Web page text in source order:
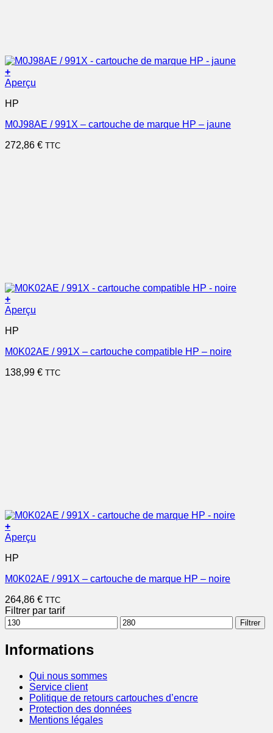
+
Aperçu
HP
M0J98AE / 991X – cartouche de marque HP – jaune
272,86 € TTC
+
Aperçu
HP
M0K02AE / 991X – cartouche compatible HP – noire
138,99 € TTC
+
Aperçu
HP
M0K02AE / 991X – cartouche de marque HP – noire
264,86 € TTC
Filtrer par tarif
Prix
min
Prix
max
Filtrer
Informations
Qui nous sommes
Service client
Politique de retours cartouches d’encre
Protection des données
Mentions légales